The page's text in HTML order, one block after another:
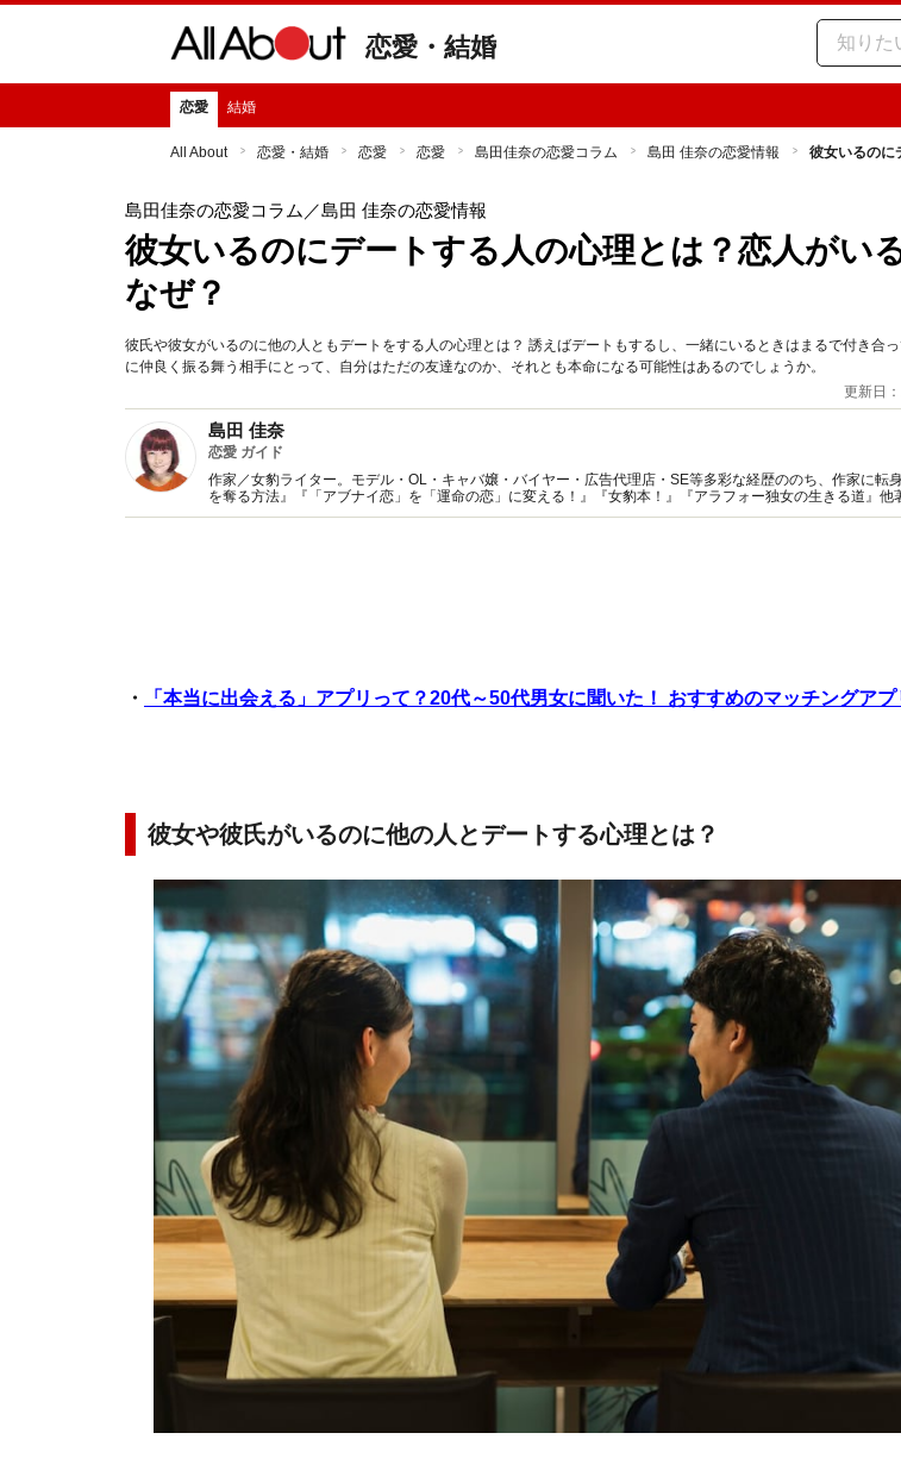
恋愛・結婚
恋愛 結婚
All About 恋愛・結婚 恋愛 恋愛 島田佳奈の恋愛コラム 島田 佳奈の恋愛情報 彼女いるのに
島田佳奈の恋愛コラム ／島田 佳奈の恋愛情報
彼女いるのにデートする人の心理とは？恋人がい
なぜ？
彼氏や彼女がいるのに他の人ともデートをする人の心理とは？ 誘えばデートもするし、一緒にいるときはまるで付き合
に仲良く振る舞う相手にとって、自分はただの友達なのか、それとも本命になる可能性はあるのでしょうか。
更新日
島田 佳奈
恋愛 ガイド
作家／女豹ライター。モデル・OL・キャバ嬢・バイヤー・広告代理店・SE等多彩な経歴ののち、作家に転
を奪る方法』『「アブナイ恋」を「運命の恋」に変える！』『女豹本！』『アラフォー独女の生きる道』他
雑誌、TV等メディアを問わず活動中。
・ 「本当に出会える」アプリって？20代～50代男女に聞いた！ おすすめのマッチングア
彼女や彼氏がいるのに他の人とデートする心理とは？